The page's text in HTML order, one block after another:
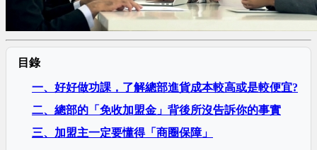
目錄
一、好好做功課，了解總部進貨成本較高或是較便宜?
二、總部的「免收加盟金」背後所沒告訴你的事實
三、加盟主一定要懂得「商圈保障」